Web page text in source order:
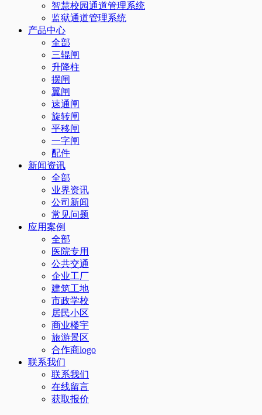
智慧校园通道管理系统
监狱通道管理系统
产品中心
全部
三辊闸
升降柱
摆闸
翼闸
速通闸
旋转闸
平移闸
一字闸
配件
新闻资讯
全部
业界资讯
公司新闻
常见问题
应用案例
全部
医院专用
公共交通
企业工厂
建筑工地
市政学校
居民小区
商业楼宇
旅游景区
合作商logo
联系我们
联系我们
在线留言
获取报价